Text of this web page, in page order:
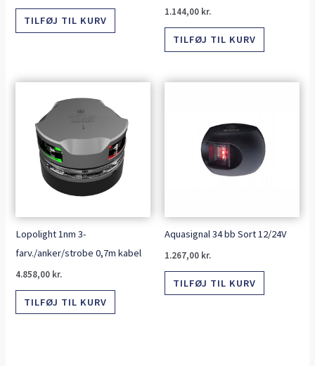
TILFØJ TIL KURV
1.144,00 kr.
TILFØJ TIL KURV
Lopolight 1nm 3-
farv./anker/strobe 0,7m kabel
4.858,00 kr.
TILFØJ TIL KURV
Aquasignal 34 bb Sort 12/24V
1.267,00 kr.
TILFØJ TIL KURV